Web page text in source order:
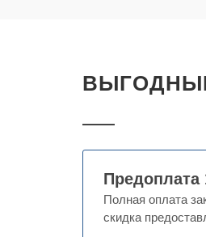
Предоплата
Полная оплата
скидка